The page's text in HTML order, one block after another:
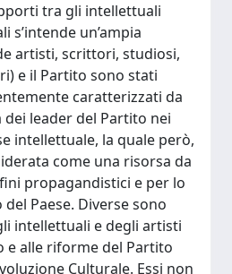
tra gli intellettuali
s’intende un’ampia
artisti, scrittori, studiosi,
e il Partito sono stati
caratterizzati da
leader del Partito nei
intellettuale, la quale però,
come una risorsa da
propagandistici e per lo
Paese. Diverse sono
intellettuali e degli artisti
e alle riforme del Partito
Culturale. Essi non